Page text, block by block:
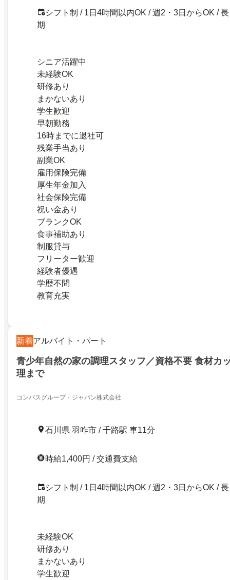
シフト制 / 1日4時間以内OK / 週2・3日からOK / 長
期
シニア活躍中
未経験OK
研修あり
まかないあり
学生歓迎
早朝勤務
16時までに退社可
残業手当あり
副業OK
雇用保険完備
厚生年金加入
社会保険完備
祝い金あり
ブランクOK
食事補助あり
制服貸与
フリーター歓迎
経験者優遇
学歴不問
教育充実
新着アルバイト・パート
青少年自然の家の調理スタッフ／資格不要 食材カ
理まで
コンパスグループ・ジャパン株式会社
石川県 羽咋市 / 千路駅 車11分
時給1,400円 / 交通費支給
シフト制 / 1日4時間以内OK / 週2・3日からOK / 長
期
未経験OK
研修あり
まかないあり
学生歓迎